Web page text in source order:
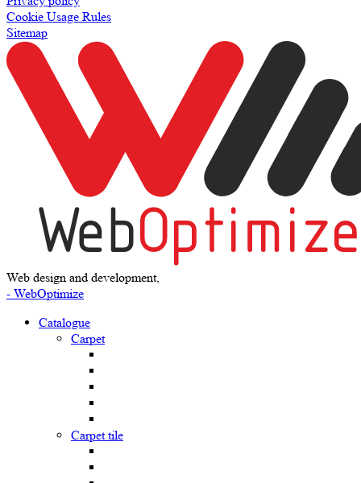
Cookie Usage Rules
Sitemap
Web design and development,
- WebOptimize
Catalogue
Carpet
Carpet tile